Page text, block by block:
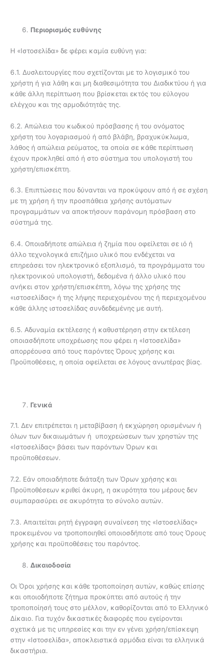
Περιορισμός ευθύνης
Η «Ιστοσελίδα» δε φέρει καμία ευθύνη για:
6.1. Δυσλειτουργίες που σχετίζονται με το λογισμικό του
χρήστη ή για λάθη και μη διαθεσιμότητα του Διαδικτύου ή για
κάθε άλλη περίπτωση που βρίσκεται εκτός του εύλογου
ελέγχου και της αρμοδιότητάς της.
6.2. Απώλεια του κωδικού πρόσβασης ή του ονόματος
χρήστη του λογαριασμού ή από βλάβη, βραχυκύκλωμα,
λάθος ή απώλεια ρεύματος, τα οποία σε κάθε περίπτωση
έχουν προκληθεί από ή στο σύστημα του υπολογιστή του
χρήστη/επισκέπτη.
6.3. Επιπτώσεις που δύνανται να προκύψουν από ή σε σχέση
με τη χρήση ή την προσπάθεια χρήσης αυτόματων
προγραμμάτων να αποκτήσουν παράνομη πρόσβαση στο
σύστημά της.
6.4. Οποιαδήποτε απώλεια ή ζημία που οφείλεται σε ιό ή
άλλο τεχνολογικά επιζήμιο υλικό που ενδέχεται να
επηρεάσει τον ηλεκτρονικό εξοπλισμό, τα προγράμματα του
ηλεκτρονικού υπολογιστή, δεδομένα ή άλλο υλικό που
ανήκει στον χρήστη/επισκέπτη, λόγω της χρήσης της
«ιστοσελίδας» ή της λήψης περιεχομένου της ή περιεχομένου
κάθε άλλης ιστοσελίδας συνδεδεμένης με αυτή.
6.5. Αδυναμία εκτέλεσης ή καθυστέρηση στην εκτέλεση
οποιασδήποτε υποχρέωσης που φέρει η «Ιστοσελίδα»
απορρέουσα από τους παρόντες Όρους χρήσης και
Προϋποθέσεις, η οποία οφείλεται σε λόγους ανωτέρας βίας.
Γενικά
7.1. Δεν επιτρέπεται η μεταβίβαση ή εκχώρηση ορισμένων ή
όλων των δικαιωμάτων ή υποχρεώσεων των χρηστών της
«Ιστοσελίδας» βάσει των παρόντων Όρων και
προϋποθέσεων.
7.2. Εάν οποιαδήποτε διάταξη των Όρων χρήσης και
Προϋποθέσεων κριθεί άκυρη, η ακυρότητα του μέρους δεν
συμπαρασύρει σε ακυρότητα το σύνολο αυτών.
7.3. Απαιτείται ρητή έγγραφη συναίνεση της «Ιστοσελίδας»
προκειμένου να τροποποιηθεί οποιοσδήποτε από τους Όρους
χρήσης και προϋποθέσεις του παρόντος.
Δικαιοδοσία
Οι Όροι χρήσης και κάθε τροποποίηση αυτών, καθώς επίσης
και οποιοδήποτε ζήτημα προκύπτει από αυτούς ή την
τροποποίησή τους στο μέλλον, καθορίζονται από το Ελληνικό
Δίκαιο. Για τυχόν δικαστικές διαφορές που εγείρονται
σχετικά με τις υπηρεσίες και την εν γένει χρήση/επίσκεψη
στην «Ιστοσελίδα», αποκλειστικά αρμόδια είναι τα ελληνικά
δικαστήρια.